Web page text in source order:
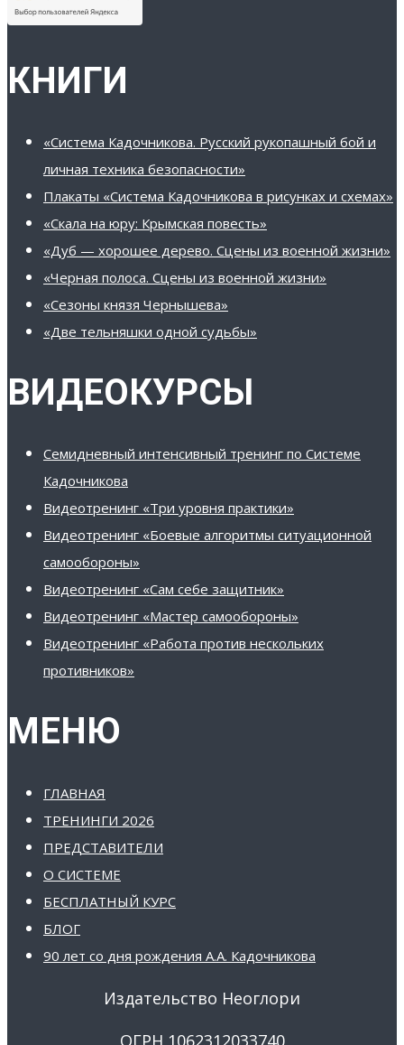
КНИГИ
«Система Кадочникова. Русский рукопашный бой и
личная техника безопасности»
Плакаты «Система Кадочникова в рисунках и схемах»
«Скала на юру: Крымская повесть»
«Дуб — хорошее дерево. Сцены из военной жизни»
«Черная полоса. Сцены из военной жизни»
«Сезоны князя Чернышева»
«Две тельняшки одной судьбы»
ВИДЕОКУРСЫ
Семидневный интенсивный тренинг по Системе
Кадочникова
Видеотренинг «Три уровня практики»
Видеотренинг «Боевые алгоритмы ситуационной
самообороны»
Видеотренинг «Сам себе защитник»
Видеотренинг «Мастер самообороны»
Видеотренинг «Работа против нескольких
противников»
МЕНЮ
ГЛАВНАЯ
ТРЕНИНГИ 2026
ПРЕДСТАВИТЕЛИ
О СИСТЕМЕ
БЕСПЛАТНЫЙ КУРС
БЛОГ
90 лет со дня рождения А.А. Кадочникова
Издательство Неоглори
ОГРН 1062312033740